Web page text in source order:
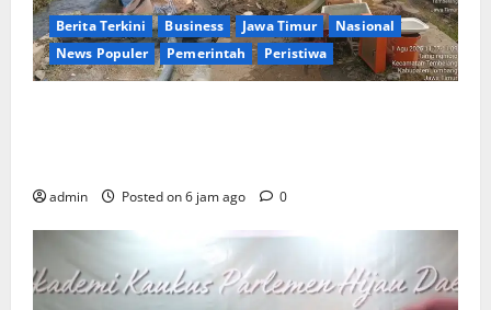
Berita Terkini Business Jawa Timur
Nasional
News Populer
Pemerintah Peristiwa
admin Posted on 6 jam ago 0